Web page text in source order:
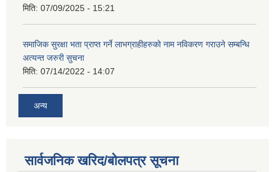
मिति: 07/09/2025 - 15:21
समाजिक सुरक्षा भता प्राप्त गर्ने लाभग्राहीहरुको नाम नविकरण गराउने सम्बन्धि
अत्यन्त जरुरी सुचना
मिति: 07/14/2022 - 14:07
अन्य
सार्वजनिक खरिद/बोलपत्र सूचना